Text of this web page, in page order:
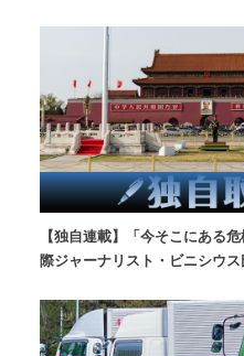
【独自連載】「今そこにある
際ジャーナリスト・ビニシウス